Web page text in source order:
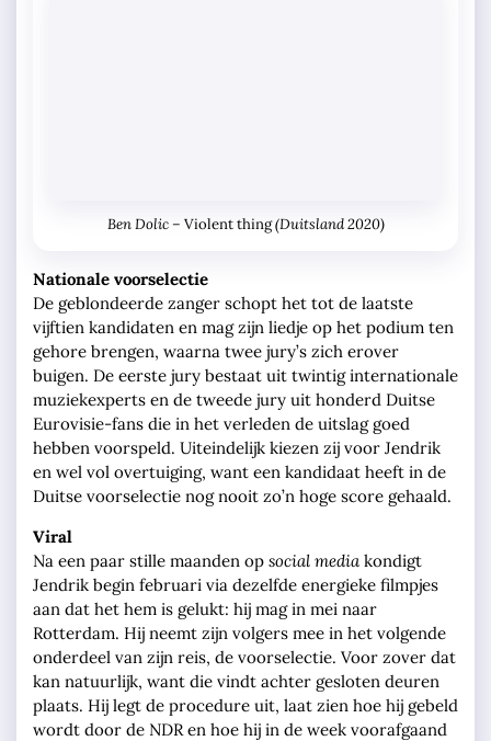
Ben Dolic – Violent thing(Duitsland 2020)
Nationale voorselectie
De geblondeerde zanger schopt het tot de laatste
vijftien kandidaten en mag zijn liedje op het podium ten
gehore brengen, waarna twee jury’s zich erover
buigen. De eerste jury bestaat uit twintig internationale
muziekexperts en de tweede jury uit honderd Duitse
Eurovisie-fans die in het verleden de uitslag goed
hebben voorspeld. Uiteindelijk kiezen zij voor Jendrik
en wel vol overtuiging, want een kandidaat heeft in de
Duitse voorselectie nog nooit zo’n hoge score gehaald.
Viral
Na een paar stille maanden op social media kondigt
Jendrik begin februari via dezelfde energieke filmpjes
aan dat het hem is gelukt: hij mag in mei naar
Rotterdam. Hij neemt zijn volgers mee in het volgende
onderdeel van zijn reis, de voorselectie. Voor zover dat
kan natuurlijk, want die vindt achter gesloten deuren
plaats. Hij legt de procedure uit, laat zien hoe hij gebeld
wordt door de NDR en hoe hij in de week voorafgaand